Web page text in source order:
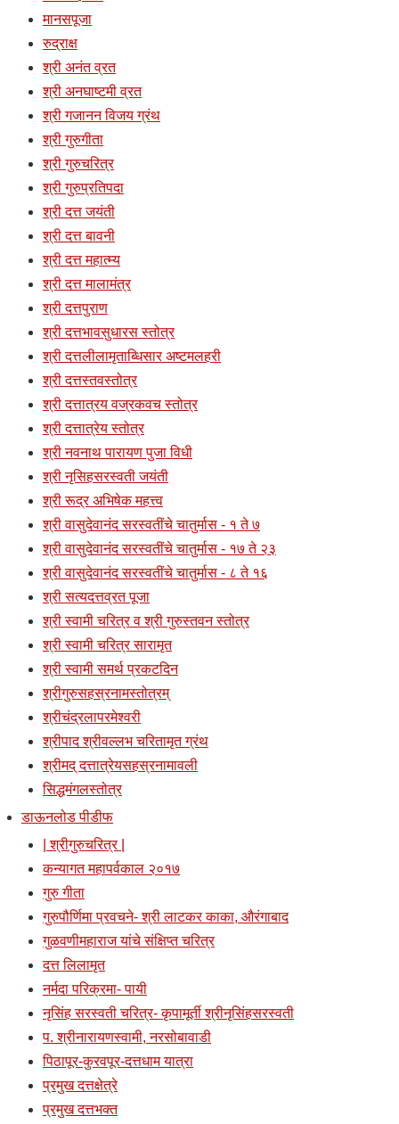
मानसपूजा
रुद्राक्ष
श्री अनंत व्रत
श्री अनघाष्टमी व्रत
श्री गजानन विजय ग्रंथ
श्री गुरुगीता
श्री गुरुचरित्र
श्री गुरुप्रतिपदा
श्री दत्त जयंती
श्री दत्त बावनी
श्री दत्त महात्म्य
श्री दत्त मालामंत्र
श्री दत्तपुराण
श्री दत्तभावसुधारस स्तोत्र
श्री दत्तलीलामृताब्धिसार अष्टमलहरी
श्री दत्तस्तवस्तोत्र
श्री दत्तात्रय वज्रकवच स्तोत्र
श्री दत्तात्रेय स्तोत्र
श्री नवनाथ पारायण पुजा विधी
श्री नृसिहसरस्वती जयंती
श्री रूद्र अभिषेक महत्त्व
श्री वासुदेवानंद सरस्वतींचे चातुर्मास - १ ते ७
श्री वासुदेवानंद सरस्वतींचे चातुर्मास - १७ ते २३
श्री वासुदेवानंद सरस्वतींचे चातुर्मास - ८ ते १६
श्री सत्यदत्तव्रत पूजा
श्री स्वामी चरित्र व श्री गुरुस्तवन स्तोत्र
श्री स्वामी चरित्र सारामृत
श्री स्वामी समर्थ प्रकटदिन
श्रीगुरुसहस्रनामस्तोत्रम्
श्रीचंद्रलापरमेश्वरी
श्रीपाद श्रीवल्लभ चरितामृत ग्रंथ
श्रीमद् दत्तात्रेयसहस्रनामावली
सिद्धमंगलस्तोत्र
डाऊनलोड पीडीफ
| श्रीगुरुचरित्र |
कन्यागत महापर्वकाल २०१७
गुरु गीता
गुरुपौर्णिमा प्रवचने- श्री लाटकर काका, औरंगाबाद
गुळवणीमहाराज यांचे संक्षिप्त चरित्र
दत्त लिलामृत
नर्मदा परिक्रमा- पायी
नृसिंह सरस्वती चरित्र- कृपामूर्ती श्रीनृसिंहसरस्वती
प. श्रीनारायणस्वामी, नरसोबावाडी
पिठापूर-कुरवपूर-दत्तधाम यात्रा
प्रमुख दत्तक्षेत्रे
प्रमुख दत्तभक्त